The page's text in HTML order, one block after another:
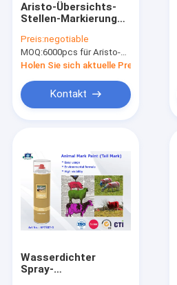
Wassersport Paint
Auto-Reinigungs-Spray
Selbstpflegemittel
PU-Schaum-Spray
Silikon-Dichtstoff
Polyurethandichtungsmittel
Aristo-Übersichts-
Stellen-Markierung
blaue grüne rote
schwarze
Markierungsfarbe
Preis:negotiable
MOQ:6000pcs für Aristo-Marke, 15000pcs für Kundenmarke
Holen Sie sich aktuelle Preis
Kontakt
Wasserdichter
Spray-